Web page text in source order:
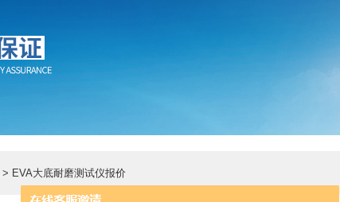
> EVA大底耐磨测试仪报价